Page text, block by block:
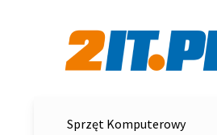
Sprzęt Komputerowy